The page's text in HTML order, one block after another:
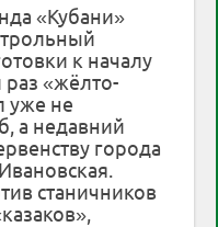
«Кубани»
к началу
раз «жёлто-
уже не
а недавний
города
станичников